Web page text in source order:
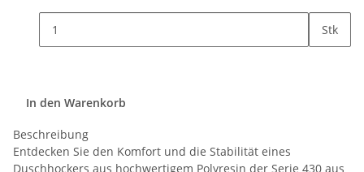
Stk
In den Warenkorb
Beschreibung
Entdecken Sie den Komfort und die Stabilität eines
Duschhockers aus hochwertigem Polyresin der Serie 430 aus